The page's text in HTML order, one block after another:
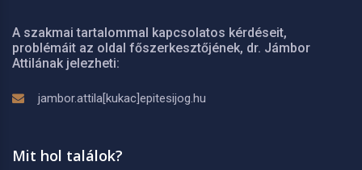
A szakmai tartalommal kapcsolatos kérdéseit,
problémáit az oldal főszerkesztőjének, dr. Jámbor
Attilának jelezheti:
jambor.attila[kukac]epitesijog.hu
Mit hol találok?